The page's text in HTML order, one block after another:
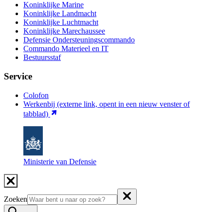
Koninklijke Marine
Koninklijke Landmacht
Koninklijke Luchtmacht
Koninklijke Marechaussee
Defensie Ondersteuningscommando
Commando Materieel en IT
Bestuursstaf
Service
Colofon
Werkenbij (externe link, opent in een nieuw venster of
tabblad)
Ministerie van Defensie
Zoeken